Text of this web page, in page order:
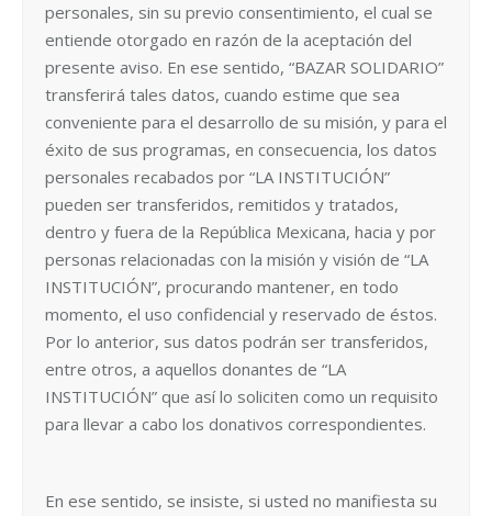
personales, sin su previo consentimiento, el cual se
entiende otorgado en razón de la aceptación del
presente aviso. En ese sentido, “BAZAR SOLIDARIO”
transferirá tales datos, cuando estime que sea
conveniente para el desarrollo de su misión, y para el
éxito de sus programas, en consecuencia, los datos
personales recabados por “LA INSTITUCIÓN”
pueden ser transferidos, remitidos y tratados,
dentro y fuera de la República Mexicana, hacia y por
personas relacionadas con la misión y visión de “LA
INSTITUCIÓN”, procurando mantener, en todo
momento, el uso confidencial y reservado de éstos.
Por lo anterior, sus datos podrán ser transferidos,
entre otros, a aquellos donantes de “LA
INSTITUCIÓN” que así lo soliciten como un requisito
para llevar a cabo los donativos correspondientes.
En ese sentido, se insiste, si usted no manifiesta su